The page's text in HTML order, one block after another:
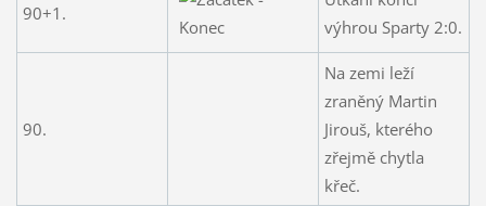
90+1.
výhrou Sparty 2:0.
90.
Na zemi leží
zraněný Martin
Jirouš, kterého
zřejmě chytla
křeč.